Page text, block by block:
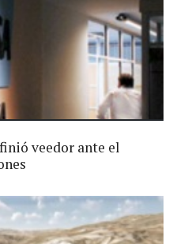
veedor ante el